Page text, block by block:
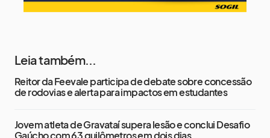
Leia também...
Reitor da Feevale participa de debate sobre concessão
de rodovias e alerta para impactos em estudantes
Jovem atleta de Gravataí supera lesão e conclui Desafio
Gaúcho com 63 quilômetros em dois dias